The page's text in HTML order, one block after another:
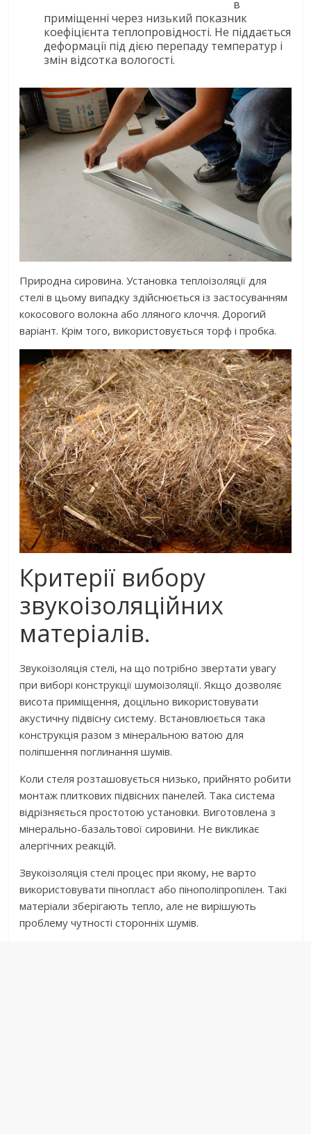
в
приміщенні через низький показник
коефіцієнта теплопровідності. Не піддається
деформації під дією перепаду температур і
змін відсотка вологості.
Природна сировина. Установка теплоізоляції для
стелі в цьому випадку здійснюється із застосуванням
кокосового волокна або лляного клоччя. Дорогий
варіант. Крім того, використовується торф і пробка.
Критерії вибору
звукоізоляційних
матеріалів.
Звукоізоляція стелі, на що потрібно звертати увагу
при виборі конструкції шумоізоляції. Якщо дозволяє
висота приміщення, доцільно використовувати
акустичну підвісну систему. Встановлюється така
конструкція разом з мінеральною ватою для
поліпшення поглинання шумів.
Коли стеля розташовується низько, прийнято робити
монтаж плиткових підвісних панелей. Така система
відрізняється простотою установки. Виготовлена ​​з
мінерально-базальтової сировини. Не викликає
алергічних реакцій.
Звукоізоляція стелі процес при якому, не варто
використовувати пінопласт або пінополіпропілен. Такі
матеріали зберігають тепло, але не вирішують
проблему чутності сторонніх шумів.